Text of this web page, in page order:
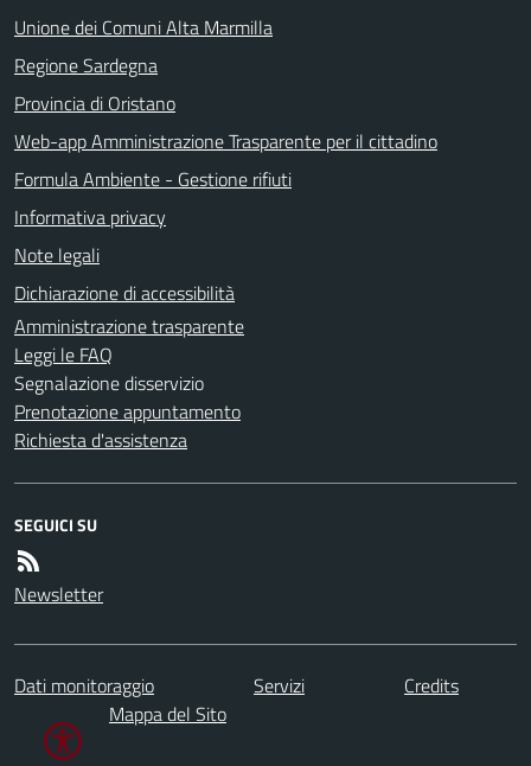
Unione dei Comuni Alta Marmilla
Regione Sardegna
Provincia di Oristano
Web-app Amministrazione Trasparente per il cittadino
Formula Ambiente - Gestione rifiuti
Informativa privacy
Note legali
Dichiarazione di accessibilità
Amministrazione trasparente
Leggi le FAQ
Segnalazione disservizio
Prenotazione appuntamento
Richiesta d'assistenza
SEGUICI SU
Newsletter
Dati monitoraggio Servizi
Credits
Mappa del Sito